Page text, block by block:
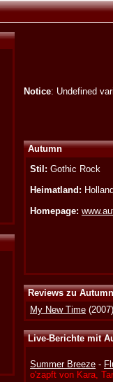
Notice: Undefined
Autumn
Stil: Gothic Rock
Heimatland: Holland
Homepage:
Reviews zu
My New Time (2007)
Live-Berichte mit
Summer Breeze -
o'zapft von Kara,